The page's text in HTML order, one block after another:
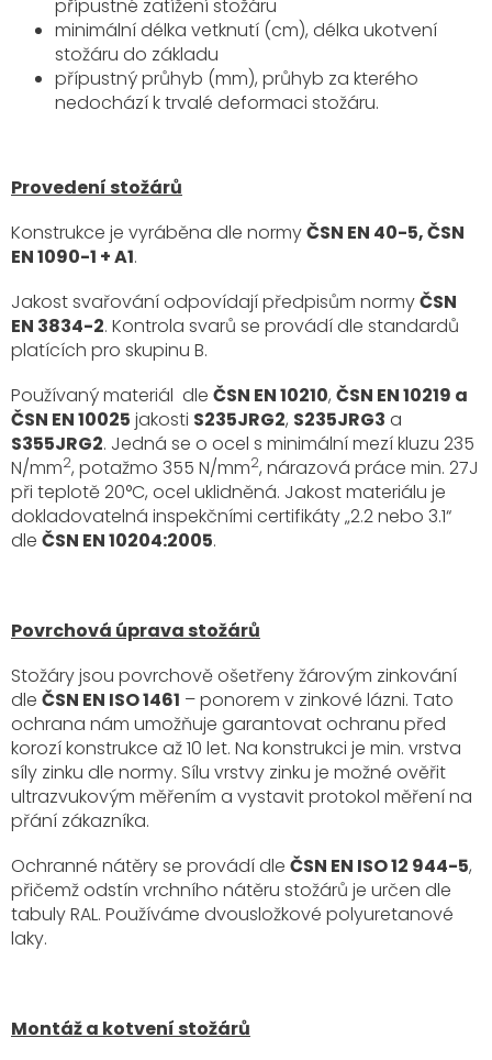
přípustné zatížení stožáru
minimální délka vetknutí (cm), délka ukotvení
stožáru do základu
přípustný průhyb (mm), průhyb za kterého
nedochází k trvalé deformaci stožáru.
Provedení stožárů
Konstrukce je vyráběna dle normyČSN EN 40-5, ČSN
EN 1090-1 + A1.
Jakost svařování odpovídají předpisům normyČSN
EN 3834-2. Kontrola svarů se provádí dle standardů
platících pro skupinu B.
Používaný materiál dle ČSN EN 10210, ČSN EN 10219 a
ČSN EN 10025 jakosti S235JRG2, S235JRG3 a
S355JRG2. Jedná se o ocel s minimální mezí kluzu 235
N/mm2, potažmo 355 N/mm2, nárazová práce min. 27J
při teplotě 20°C, ocel uklidněná. Jakost materiálu je
dokladovatelná inspekčními certifikáty „2.2 nebo 3.1“
dle ČSN EN 10204:2005.
Povrchová úprava stožárů
Stožáry jsou povrchově ošetřeny žárovým zinkování
dle ČSN EN ISO 1461 – ponorem v zinkové lázni. Tato
ochrana nám umožňuje garantovat ochranu před
korozí konstrukce až 10 let. Na konstrukci je min. vrstva
síly zinku dle normy. Sílu vrstvy zinku je možné ověřit
ultrazvukovým měřením a vystavit protokol měření na
přání zákazníka.
Ochranné nátěry se provádí dle ČSN EN ISO 12 944-5,
přičemž odstín vrchního nátěru stožárů je určen dle
tabuly RAL. Používáme dvousložkové polyuretanové
laky.
Montáž a kotvení stožárů